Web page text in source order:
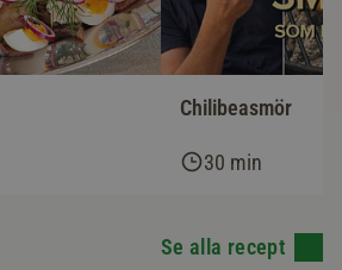
Chilibeasmör
30 min
Se alla recept